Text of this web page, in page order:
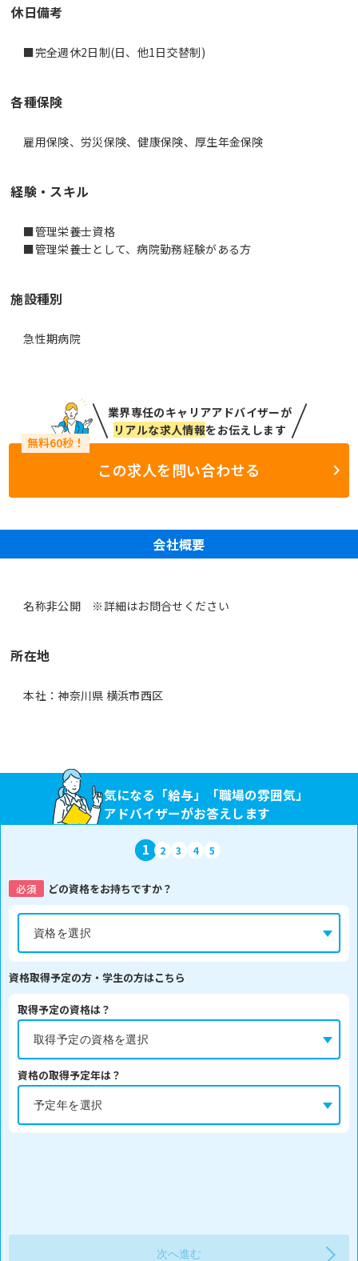
休日備考
■完全週休2日制(日、他1日交替制)
各種保険
雇用保険、労災保険、健康保険、厚生年金保険
経験・スキル
■管理栄養士資格
■管理栄養士として、病院勤務経験がある方
施設種別
急性期病院
業界専任のキャリアアドバイザーが
リアルな求人情報をお伝えします
この求人を問い合わせる
会社概要
名称非公開 ※詳細はお問合せください
所在地
本社：神奈川県 横浜市西区
気になる「給与」「職場の雰囲気」
アドバイザーがお答えします
1 2 3 4 5
必須 どの資格をお持ちですか？
資格取得予定の方・学生の方はこちら
取得予定の資格は？
資格の取得予定年は？